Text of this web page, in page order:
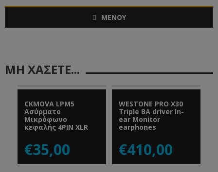
ΜΕΝΟΥ
ΜΗ ΧΑΣΕΤΕ...
CKMOVA LPM5
Ασύρματο
Μικρόφωνο
κεφαλής 4PIN XLR
€35,00
WESTONE PRO X30
Triple BA driver In-
ear Monitor
earphones
€410,00